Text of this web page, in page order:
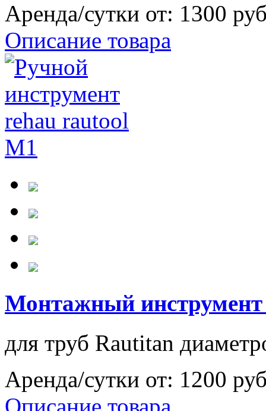
Аренда/сутки от: 1300
Описание товара
Монтажный
для труб Rautitan
Аренда/сутки от: 1200
Описание товара